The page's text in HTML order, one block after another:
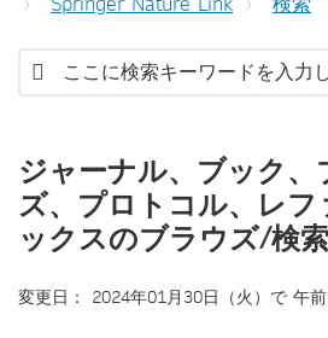
ジャーナル、ブック、
ズ、プロトコル、レ
ックスのブラウズ/検索
変更日： 2024年01月30日（火）で 午